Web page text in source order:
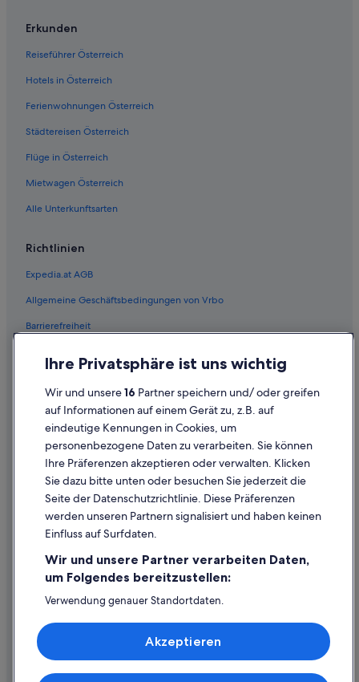
Erkunden
Reiseführer Österreich
Hotels in Österreich
Ferienwohnungen Österreich
Städtereisen Österreich
Flüge in Österreich
Mietwagen Österreich
Alle Unterkunftsarten
Richtlinien
Expedia.at AGB
Allgemeine Geschäftsbedingungen von Vrbo
Barrierefreiheit
Rechtliche Hinweise/Kontakt
Inhaltsrichtlinien und Melden von Inhalten
Hilfe
Hilfe
Rückerstattungsprozess und Zeitrahmen
Buchen Sie einen Flug mit einer Gutschrift bei der Fluggesellschaft
Internationale Reisedokumente
Ihre Privatsphäre ist uns wichtig
Wir und unsere16 Partner speichern und/ oder greifen
auf Informationen auf einem Gerät zu, z.B. auf
eindeutige Kennungen in Cookies, um
personenbezogene Daten zu verarbeiten. Sie können
Ihre Präferenzen akzeptieren oder verwalten. Klicken
Sie dazu bitte unten oder besuchen Sie jederzeit die
Seite der Datenschutzrichtlinie. Diese Präferenzen
werden unseren Partnern signalisiert und haben keinen
Einfluss auf Surfdaten.
Wir und unsere Partner verarbeiten Daten,
um Folgendes bereitzustellen:
Verwendung genauer Standortdaten.
Speichern von oder Zugriff auf Informationen auf einem
Endgerät. Personalisierte Werbung und Inhalte, Messung
von Werbeleistung und der Performance von Inhalten,
Akzeptieren